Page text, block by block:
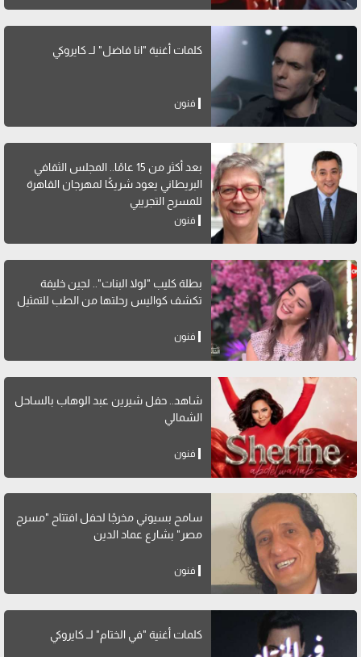
كلمات أغنية "انا فاضل" لــ كايروكي
فنون
بعد أكثر من 15 عامًا.. المجلس الثقافي
البريطاني يعود شريكًا لمهرجان القاهرة
للمسرح التجريبي
فنون
بطلة كليب "لولا البنات".. لجين خليفة
تكشف كواليس رحلتها من الطب للتمثيل
فنون
شاهد.. حفل شيرين عبد الوهاب بالساحل
الشمالي
فنون
سامح بسيوني مخرجًا لحفل افتتاح "مسرح
مصر" بشارع عماد الدين
فنون
كلمات أغنية "في الختام" لــ كايروكي